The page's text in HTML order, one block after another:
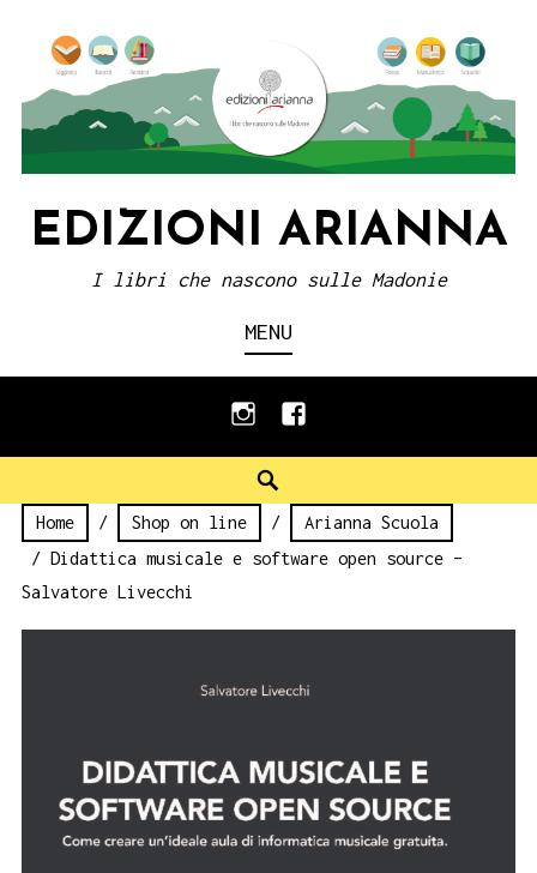
content
EDIZIONI ARIANNA
I libri che nascono sulle Madonie
MENU
instagramfacebook
Home / Shop on line /
Arianna Scuola
/ Didattica musicale e software open source –
Salvatore Livecchi